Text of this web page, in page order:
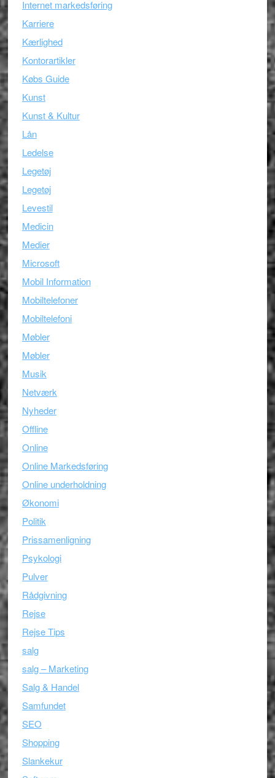
Internet markedsføring
Karriere
Kærlighed
Kontorartikler
Købs Guide
Kunst
Kunst & Kultur
Lån
Ledelse
Legetøj
Legetøj
Levestil
Medicin
Medier
Microsoft
Mobil Information
Mobiltelefoner
Mobiltelefoni
Møbler
Møbler
Musik
Netværk
Nyheder
Offline
Online
Online Markedsføring
Online underholdning
Økonomi
Politik
Prissamenligning
Psykologi
Pulver
Rådgivning
Rejse
Rejse Tips
salg
salg – Marketing
Salg & Handel
Samfundet
SEO
Shopping
Slankekur